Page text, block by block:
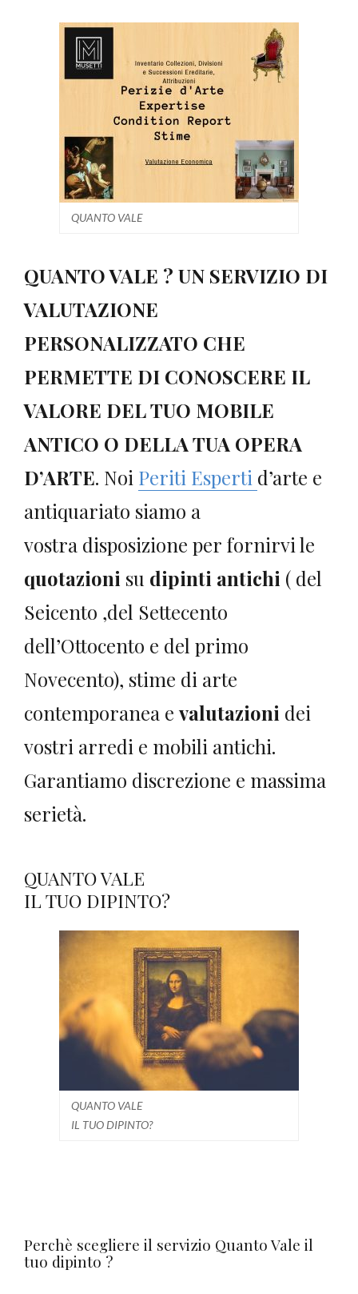
QUANTO VALE
QUANTO VALE ? UN SERVIZIO DI
VALUTAZIONE
PERSONALIZZATO CHE
PERMETTE DI CONOSCERE IL
VALORE DEL TUO MOBILE
ANTICO O DELLA TUA OPERA
D’ARTE. Noi Periti Esperti d’arte e
antiquariato siamo a
vostra disposizione per fornirvi le
quotazioni su dipinti antichi ( del
Seicento ,del Settecento
dell’Ottocento e del primo
Novecento), stime di arte
contemporanea evalutazioni dei
vostri arredi e mobili antichi.
Garantiamo discrezione e massima
serietà.
QUANTO VALE
IL TUO DIPINTO?
QUANTO VALE
IL TUO DIPINTO?
Perchè scegliere il servizio Quanto Vale il
tuo dipinto ?